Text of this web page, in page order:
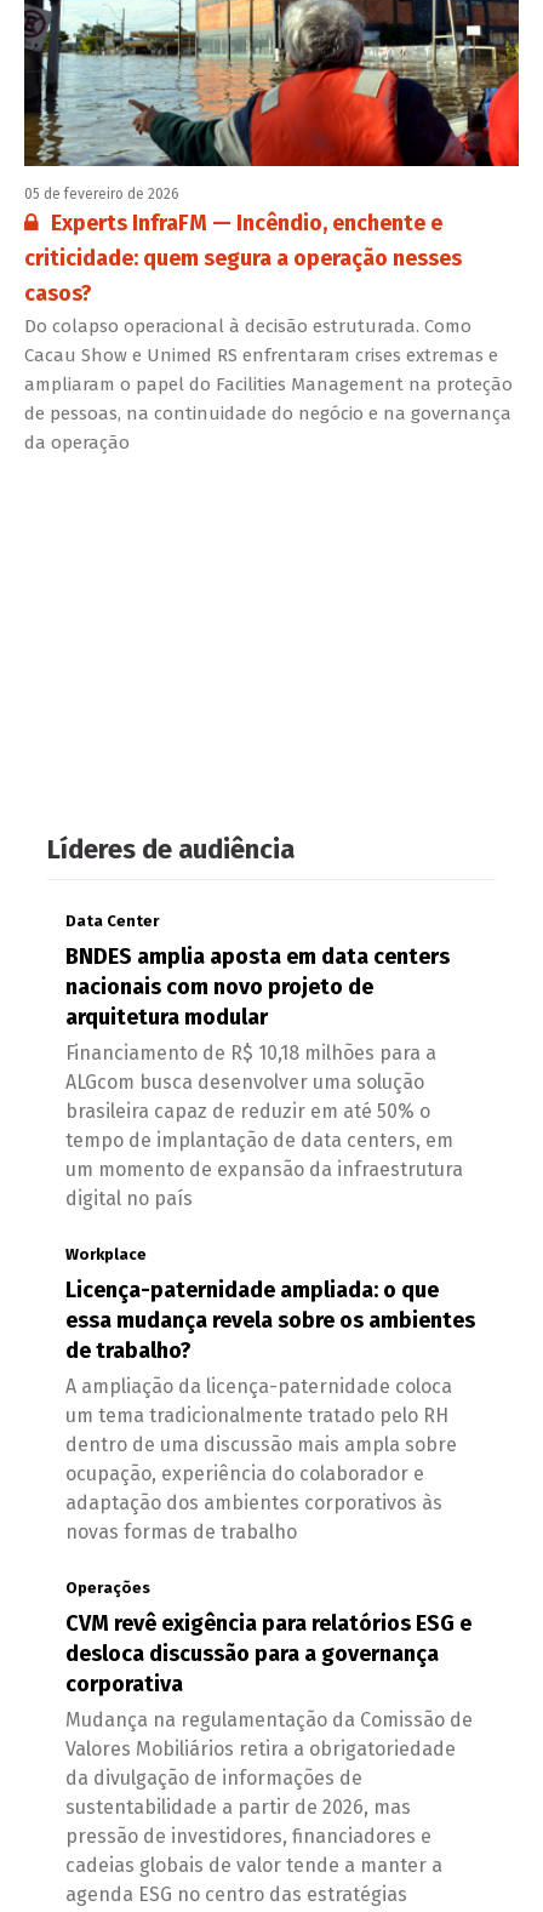
05 de fevereiro de 2026
Conteúdo restrito:
Experts InfraFM — Incêndio, enchente e
criticidade: quem segura a operação nesses
casos?
Do colapso operacional à decisão estruturada. Como
Cacau Show e Unimed RS enfrentaram crises extremas e
ampliaram o papel do Facilities Management na proteção
de pessoas, na continuidade do negócio e na governança
da operação
Líderes de audiência
Data Center
BNDES amplia aposta em data centers
nacionais com novo projeto de
arquitetura modular
Financiamento de R$ 10,18 milhões para a
ALGcom busca desenvolver uma solução
brasileira capaz de reduzir em até 50% o
tempo de implantação de data centers, em
um momento de expansão da infraestrutura
digital no país
Workplace
Licença-paternidade ampliada: o que
essa mudança revela sobre os ambientes
de trabalho?
A ampliação da licença-paternidade coloca
um tema tradicionalmente tratado pelo RH
dentro de uma discussão mais ampla sobre
ocupação, experiência do colaborador e
adaptação dos ambientes corporativos às
novas formas de trabalho
Operações
CVM revê exigência para relatórios ESG e
desloca discussão para a governança
corporativa
Mudança na regulamentação da Comissão de
Valores Mobiliários retira a obrigatoriedade
da divulgação de informações de
sustentabilidade a partir de 2026, mas
pressão de investidores, financiadores e
cadeias globais de valor tende a manter a
agenda ESG no centro das estratégias